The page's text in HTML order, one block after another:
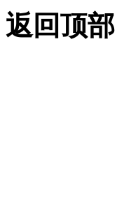
返回顶部